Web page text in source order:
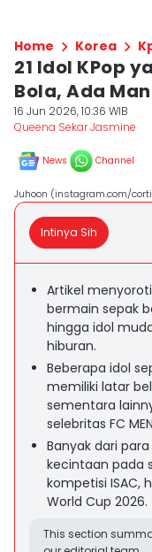
Home Korea
21 Idol KPop
Bola, Ada
16 Jun 2026, 10:36 WIB
Queena Sekar Jasmine
News Channel
Juhoon (instagram.com/
Intinya Sih
Artikel menyoroti
bermain sepak
hingga idol
hiburan.
Beberapa idol
memiliki latar
sementara
selebritas FC
Banyak dari
kecintaan pada
kompetisi ISAC,
World Cup 2026.
This section